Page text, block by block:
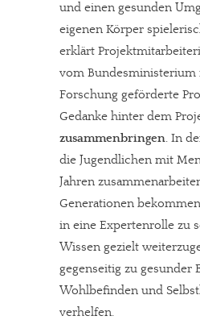
und einen gesunden
eigenen Körper
erklärt
vom Bundesministerium
Forschung geförderte
Gedanke hinter dem
zusammenbringen. In
die Jugendlichen mit
Jahren
Generationen
in eine Expertenrolle zu
Wissen gezielt
gegenseitig zu gesunder
Wohlbefinden und
verhelfen.